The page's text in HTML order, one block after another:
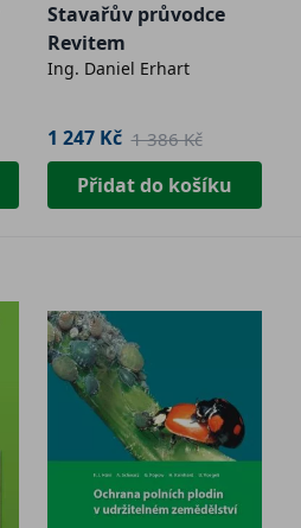
Stavařův průvodce
Revitem
Ing. Daniel Erhart
1 247 Kč 1 386 Kč
Přidat do košíku